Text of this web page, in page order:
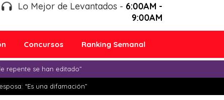
Lo Mejor de Levantados - 6:00AM -
9:00AM
Concursos Ranking Semanal
repente se han editado”
“Es una difamación”